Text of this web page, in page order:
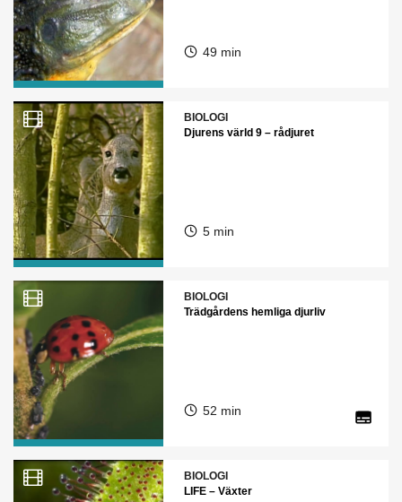
49 min
BIOLOGI
Djurens värld 9 – rådjuret
5 min
BIOLOGI
Trädgårdens hemliga djurliv
52 min
BIOLOGI
LIFE – Växter